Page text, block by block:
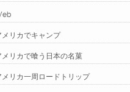
メリカでキャンプ
メリカで喰う日本の名菓
メリカ一周ロードトリップ